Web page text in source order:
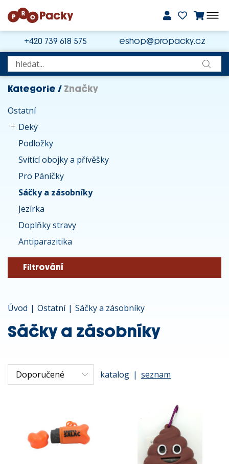
+420 739 618 575 eshop@propacky.cz
Kategorie / Značky
Ostatní
Deky
Podložky
Svítící obojky a přívěšky
Pro Páníčky
Sáčky a zásobníky
Jezírka
Doplňky stravy
Antiparazitika
Filtrování
Úvod | Ostatní | Sáčky a zásobníky
Sáčky a zásobníky
katalog | seznam